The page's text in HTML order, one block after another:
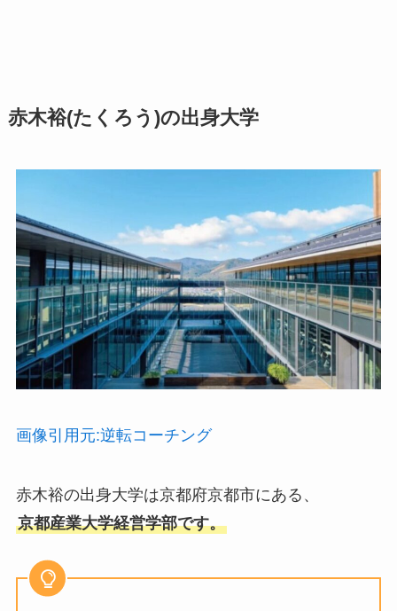
赤木裕(たくろう)の出身大学
画像引用元:逆転コーチング
赤木裕の出身大学は京都府京都市にある、
京都産業大学経営学部です。